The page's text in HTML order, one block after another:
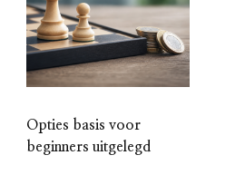
Opties basis voor
beginners uitgelegd